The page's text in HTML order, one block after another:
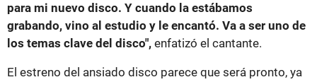
para mi nuevo disco. Y cuando la estábamos
grabando, vino al estudio y le encantó. Va a ser uno de
los temas clave del disco", enfatizó el cantante.
El estreno del ansiado disco parece que será pronto, ya